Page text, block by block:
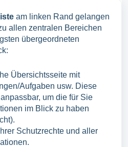
am linken Rand gelangen
allen zentralen Bereichen
übergeordneten
Übersichtsseite mit
Aufgaben usw. Diese
um die für Sie
im Blick zu haben
Schutzrechte und aller